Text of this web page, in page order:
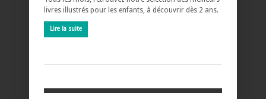
livres illustrés pour les enfants, à découvrir dès 2 ans.
Lire la suite